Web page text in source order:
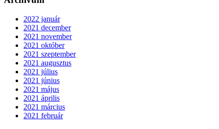
2022 január
2021 december
2021 november
2021 október
2021 szeptember
2021 augusztus
2021 július
2021 június
2021 május
2021 április
2021 március
2021 február